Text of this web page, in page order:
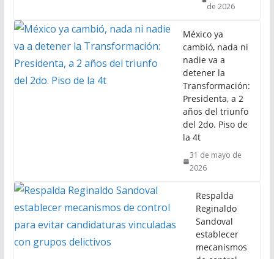
de 2026
México ya
cambió, nada ni
nadie va a
detener la
Transformación:
Presidenta, a 2
años del triunfo
del 2do. Piso de
la 4t
31 de mayo de
2026
Respalda
Reginaldo
Sandoval
establecer
mecanismos